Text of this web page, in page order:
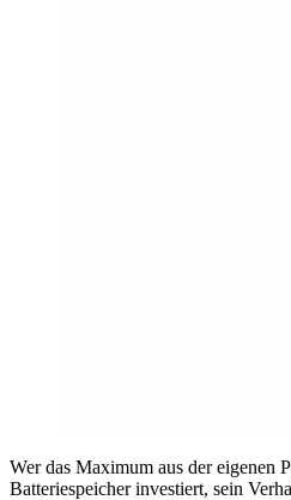
Wer das Maximum aus der eigenen
Batteriespeicher investiert, sein